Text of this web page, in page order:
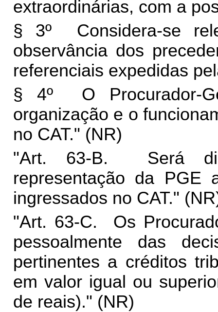
extraordinárias, com a
§ 3º Considera-se
observância dos
referenciais expedidas
§ 4º O Procurador-
organização e o
no CAT." (NR)
"Art. 63-B. Será
representação da PGE
ingressados no CAT."
"Art. 63-C. Os
pessoalmente das
pertinentes a créditos
em valor igual ou
de reais)." (NR)